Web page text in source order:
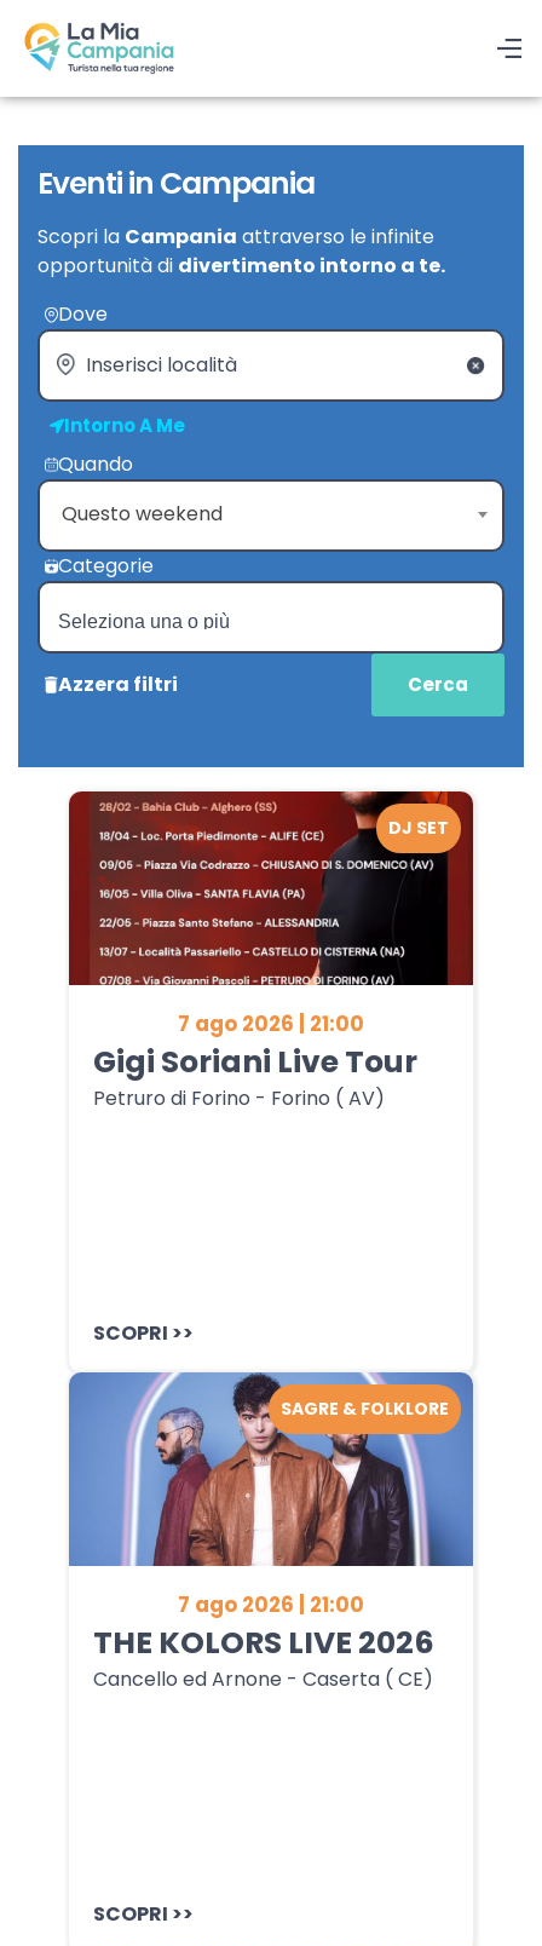
Eventi in Campania
Scopri la Campania attraverso le infinite
opportunità di divertimento intorno a te.
Dove
Intorno A Me
Quando
Questo weekend
Categorie
Azzera filtri
7 ago 2026 | 21:00
Gigi Soriani Live Tour
Petruro di Forino - Forino ( AV)
SCOPRI >>
DJ SET
7 ago 2026 | 21:00
THE KOLORS LIVE 2026
Cancello ed Arnone - Caserta ( CE)
SCOPRI >>
SAGRE & FOLKLORE